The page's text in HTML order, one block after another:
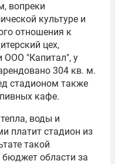
вопреки
культуре и
отношения к
цех,
ООО "Капитал", у
304 кв. м.
стадионом также
кафе.
воды и
платит стадион из
такой
области за